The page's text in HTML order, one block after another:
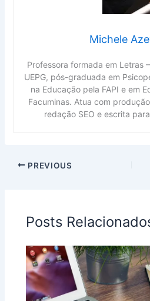
Michele
Professora formada em Letras
UEPG, pós-graduada em
na Educação pela FAPI e em
Facuminas. Atua com
redação SEO e escrita
PREVIOUS
Posts